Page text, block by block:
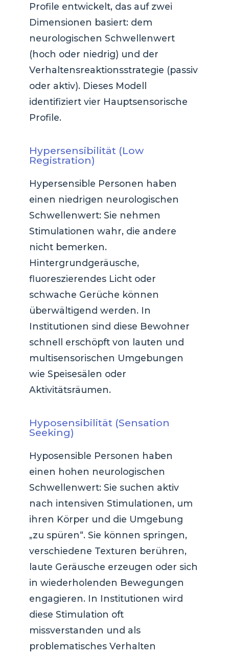
Profile entwickelt, das auf zwei
Dimensionen basiert: dem
neurologischen Schwellenwert
(hoch oder niedrig) und der
Verhaltensreaktionsstrategie (passiv
oder aktiv). Dieses Modell
identifiziert vier Hauptsensorische
Profile.
Hypersensibilität (Low
Registration)
Hypersensible Personen haben
einen niedrigen neurologischen
Schwellenwert: Sie nehmen
Stimulationen wahr, die andere
nicht bemerken.
Hintergrundgeräusche,
fluoreszierendes Licht oder
schwache Gerüche können
überwältigend werden. In
Institutionen sind diese Bewohner
schnell erschöpft von lauten und
multisensorischen Umgebungen
wie Speisesälen oder
Aktivitätsräumen.
Hyposensibilität (Sensation
Seeking)
Hyposensible Personen haben
einen hohen neurologischen
Schwellenwert: Sie suchen aktiv
nach intensiven Stimulationen, um
ihren Körper und die Umgebung
„zu spüren“. Sie können springen,
verschiedene Texturen berühren,
laute Geräusche erzeugen oder sich
in wiederholenden Bewegungen
engagieren. In Institutionen wird
diese Stimulation oft
missverstanden und als
problematisches Verhalten